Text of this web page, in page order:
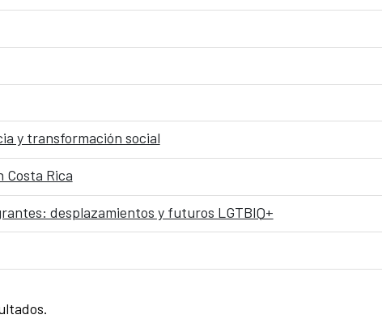
y transformación social
Costa Rica
desplazamientos y futuros LGTBIQ+